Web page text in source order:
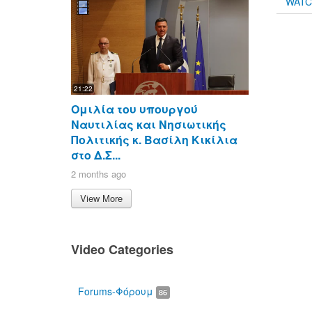
21:22
Ομιλία του υπουργού
Ναυτιλίας και Νησιωτικής
Πολιτικής κ. Βασίλη Κικίλια
στο Δ.Σ...
2 months ago
View More
Video Categories
Forums-Φόρουμ 86